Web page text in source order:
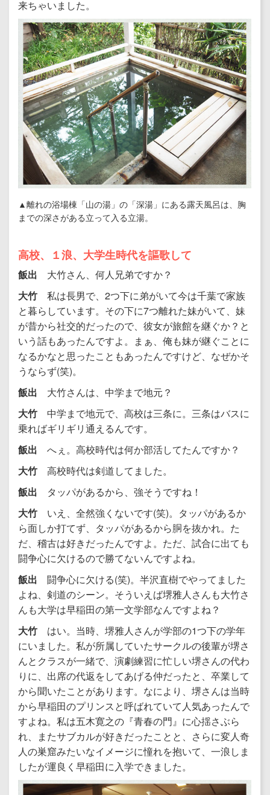
来ちゃいました。
▲離れの浴場棟「山の湯」の「深湯」にある露天風呂は、胸
までの深さがある立って入る立湯。
高校、１浪、大学生時代を謳歌して
飯出 大竹さん、何人兄弟ですか？
大竹 私は長男で、2つ下に弟がいて今は千葉で家族
と暮らしています。その下に7つ離れた妹がいて、妹
が昔から社交的だったので、彼女が旅館を継ぐか？と
いう話もあったんですよ。まぁ、俺も妹が継ぐことに
なるかなと思ったこともあったんですけど、なぜかそ
うならず(笑)。
飯出 大竹さんは、中学まで地元？
大竹 中学まで地元で、高校は三条に。三条はバスに
乗ればギリギリ通えるんです。
飯出 へぇ。高校時代は何か部活してたんですか？
大竹 高校時代は剣道してました。
飯出 タッパがあるから、強そうですね！
大竹 いえ、全然強くないです(笑)。タッパがあるか
ら面しか打てず、タッパがあるから胴を抜かれ。た
だ、稽古は好きだったんですよ。ただ、試合に出ても
闘争心に欠けるので勝てないんですよね。
飯出 闘争心に欠ける(笑)。半沢直樹でやってました
よね、剣道のシーン。そういえば堺雅人さんも大竹さ
んも大学は早稲田の第一文学部なんですよね？
大竹 はい。当時、堺雅人さんが学部の1つ下の学年
にいました。私が所属していたサークルの後輩が堺さ
んとクラスが一緒で、演劇練習に忙しい堺さんの代わ
りに、出席の代返をしてあげる仲だったと、卒業して
から聞いたことがあります。なにより、堺さんは当時
から早稲田のプリンスと呼ばれていて人気あったんで
すよね。私は五木寛之の『青春の門』に心揺さぶら
れ、またサブカルが好きだったことと、さらに変人奇
人の巣窟みたいなイメージに憧れを抱いて、一浪しま
したが運良く早稲田に入学できました。